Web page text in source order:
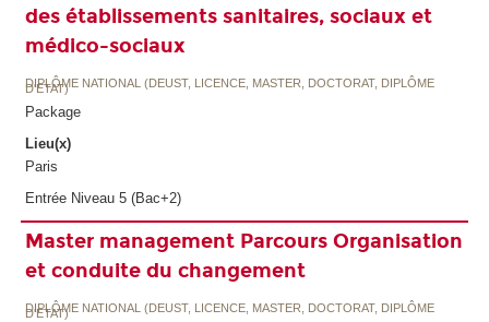
des établissements sanitaires, sociaux et
médico-sociaux
DIPLÔME NATIONAL (DEUST, LICENCE, MASTER, DOCTORAT, DIPLÔME
D'ETAT)
Package
Lieu(x)
Paris
Entrée Niveau 5 (Bac+2)
Master management Parcours Organisation
et conduite du changement
DIPLÔME NATIONAL (DEUST, LICENCE, MASTER, DOCTORAT, DIPLÔME
D'ETAT)